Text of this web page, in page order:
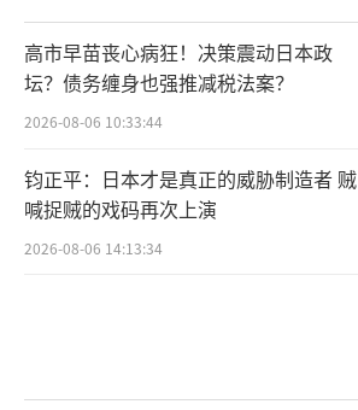
高市早苗丧心病狂！决策震动日本政
坛？债务缠身也强推减税法案？
2026-08-06 10:33:44
钧正平：日本才是真正的威胁制造者 贼
喊捉贼的戏码再次上演
2026-08-06 14:13:34